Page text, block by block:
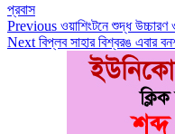
প্রবাস
Post
navigation
Previous Previous
post:
ওয়াশিংটনে শুদ্ধ
Next Next
বিপ্লব সাহার বিশ্বরঙ এবার